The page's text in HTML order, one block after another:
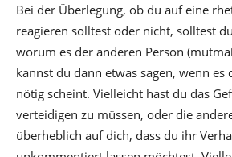
Bei der Überlegung, ob du auf eine
reagieren solltest oder nicht, solltest
worum es der anderen Person
kannst du dann etwas sagen, wenn
nötig scheint. Vielleicht hast du das
verteidigen zu müssen, oder die
überheblich auf dich, dass du ihr